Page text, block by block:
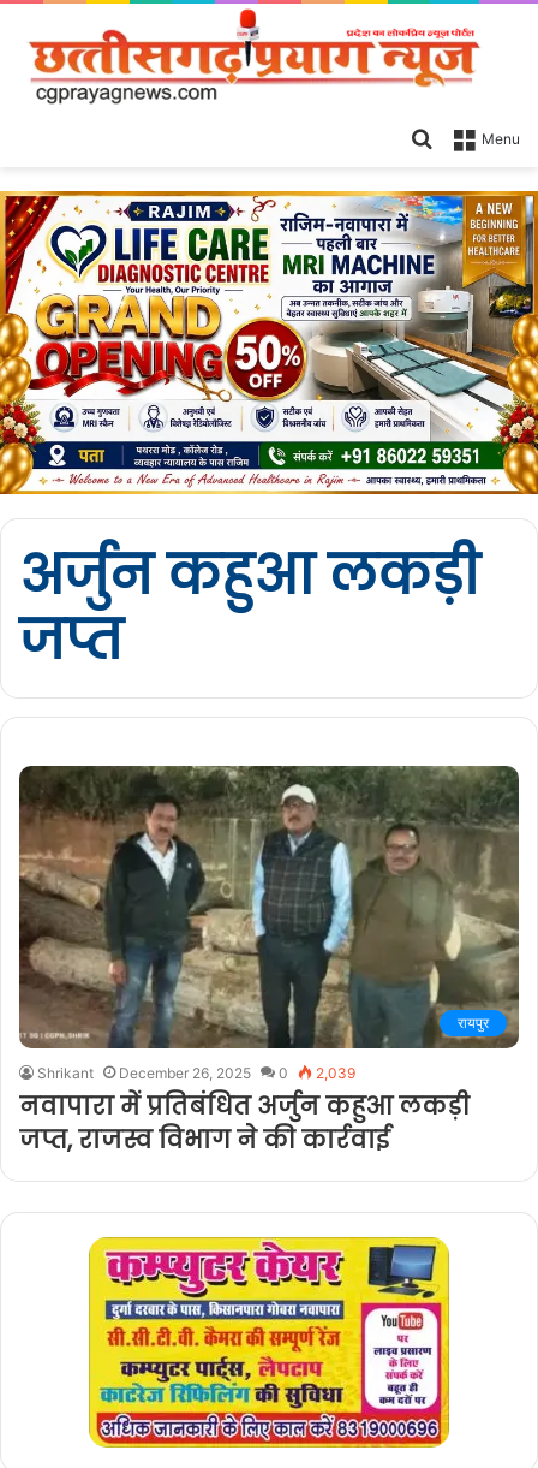
Menu
Search
अर्जुन कहुआ लकड़ी
जप्त
रायपुर
Shrikant December 26, 2025 0 2,039
नवापारा में प्रतिबंधित अर्जुन कहुआ लकड़ी
जप्त, राजस्व विभाग ने की कार्रवाई